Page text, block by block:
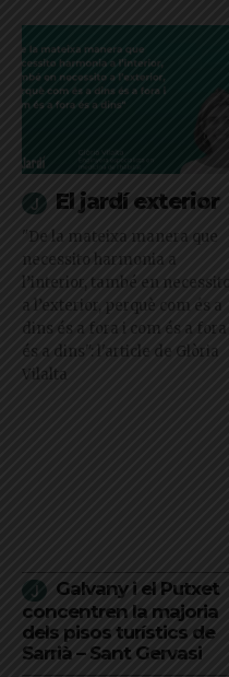
El jardí exterior
"De la mateixa manera que
necessito harmonia a
l’interior, també en necessito
a l’exterior, perquè com és a
dins és a fora i com és a fora
és a dins": l'article de Glòria
Vilalta
Galvany i el Putxet
concentren la majoria
dels pisos turístics de
Sarrià – Sant Gervasi